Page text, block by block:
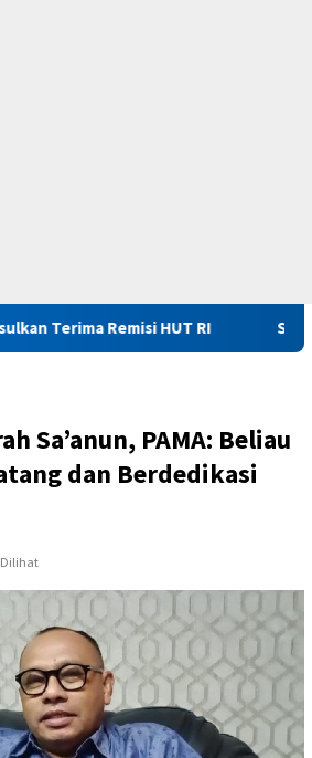
HUT RI Saadiah Apresiasi
Sa’anun, PAMA: Beliau
dan Berdedikasi
Dilihat